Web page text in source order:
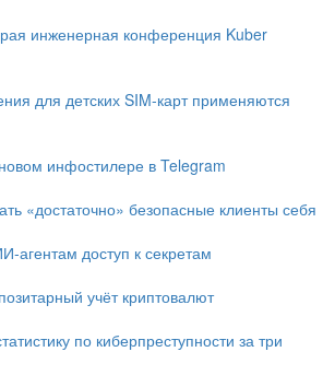
инженерная конференция Kuber
для детских SIM-карт применяются
инфостилере в Telegram
«достаточно» безопасные клиенты себя
доступ к секретам
учёт криптовалют
по киберпреступности за три